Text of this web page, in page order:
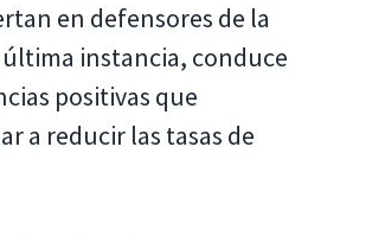
en defensores de la
instancia, conduce
positivas que
a reducir las tasas de